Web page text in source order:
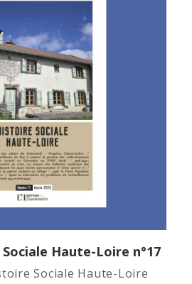
RAPIDE
Haute-Loire n°17
Sociale Haute-Loire